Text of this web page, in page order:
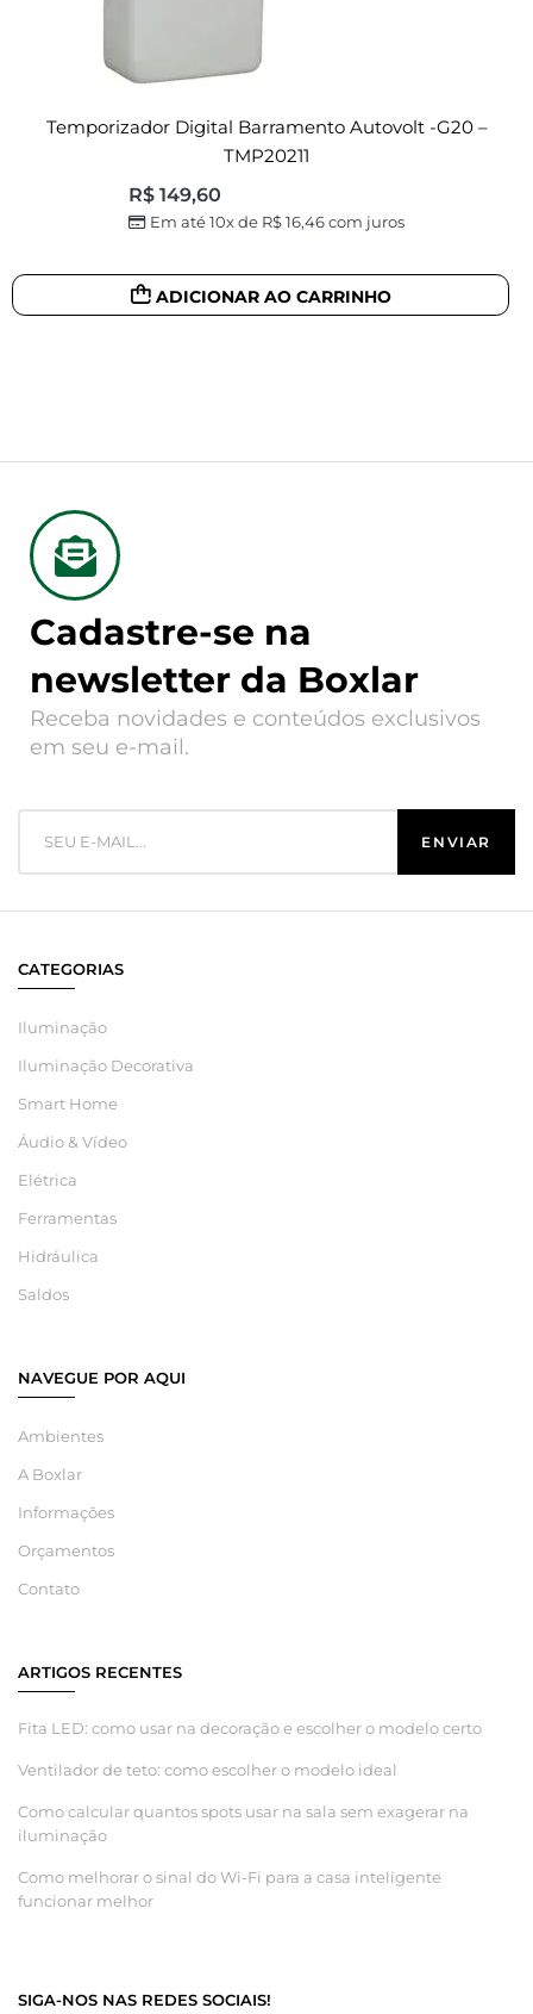
Temporizador Digital Barramento Autovolt -G20 –
TMP20211
R$149,60
Em até 10x de R$16,46com juros
ADICIONAR AO CARRINHO
Cadastre-se na
newsletter da Boxlar
Receba novidades e conteúdos exclusivos
em seu e-mail.
CATEGORIAS
Iluminação
Iluminação Decorativa
Smart Home
Áudio & Vídeo
Elétrica
Ferramentas
Hidráulica
Saldos
NAVEGUE POR AQUI
Ambientes
A Boxlar
Informações
Orçamentos
Contato
ARTIGOS RECENTES
Fita LED: como usar na decoração e escolher o modelo certo
Ventilador de teto: como escolher o modelo ideal
Como calcular quantos spots usar na sala sem exagerar na
iluminação
Como melhorar o sinal do Wi-Fi para a casa inteligente
funcionar melhor
SIGA-NOS NAS REDES SOCIAIS!